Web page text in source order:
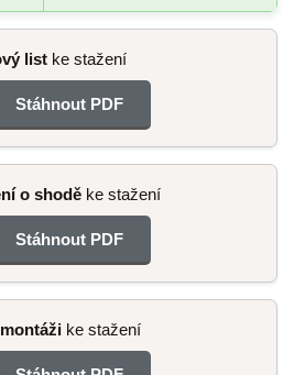
list ke stažení
Stáhnout PDF
o shodě ke stažení
Stáhnout PDF
ke stažení